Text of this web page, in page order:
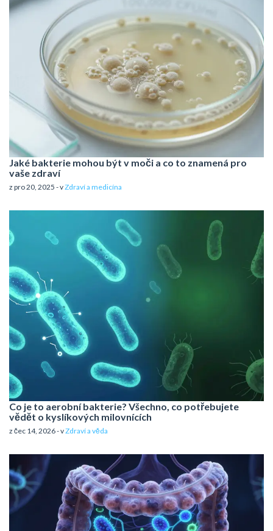
Jaké bakterie mohou být v moči a co to znamená pro
vaše zdraví
z pro 20, 2025 - vZdraví a medicína
Co je to aerobní bakterie? Všechno, co potřebujete
vědět o kyslíkových milovnících
z čec 14, 2026 - vZdraví a věda